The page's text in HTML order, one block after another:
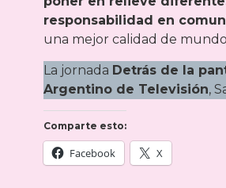
responsabilidad en
una mejor calidad de
La jornada Detrás de la
Argentino de Televisión,
Comparte esto:
Facebook X